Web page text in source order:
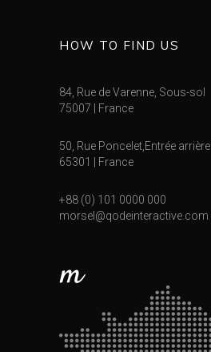
HOW TO FIND US
84, Rue de Varenne, Sous-sol
75007 | France
50, Rue Poncelet,Entrée arrière
65301 | France
+88 (0) 101 0000 000
morsel@qodeinteractive.com